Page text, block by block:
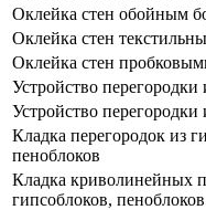
Оклейка стен обойным
Оклейка стен
Оклейка стен
Устройство
Устройство
Кладка перегородок из
пеноблоков
Кладка криволинейных
гипсоблоков, пеноблоков